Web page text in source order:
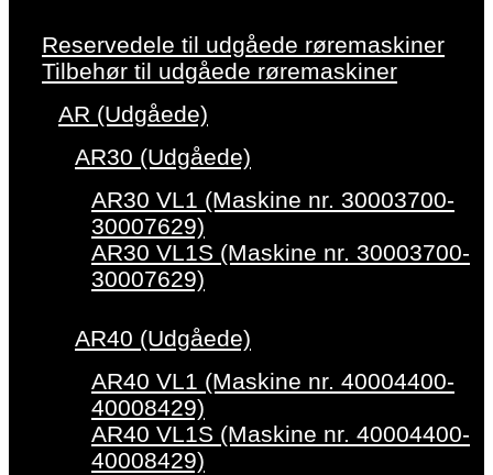
Reservedele til udgåede røremaskiner
Tilbehør til udgåede røremaskiner
AR (Udgåede)
AR30 (Udgåede)
AR30 VL1 (Maskine nr. 30003700-
30007629)
AR30 VL1S (Maskine nr. 30003700-
30007629)
AR40 (Udgåede)
AR40 VL1 (Maskine nr. 40004400-
40008429)
AR40 VL1S (Maskine nr. 40004400-
40008429)